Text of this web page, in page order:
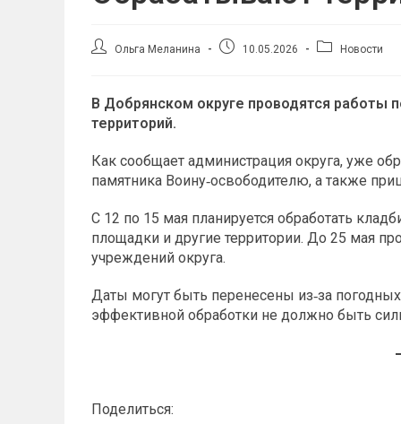
АвторОльга Меланина
Запись10.05.2026
Рубрика
Новости
В Добрянском округе проводятся
территорий.
Как сообщает администрация округа, уже
памятника Воину‑освободителю, а также
С 12 по 15 мая планируется обработать
площадки и другие территории. До 25 мая
учреждений округа.
Даты могут быть перенесены из‑за
эффективной обработки не должно быть
Поделиться: